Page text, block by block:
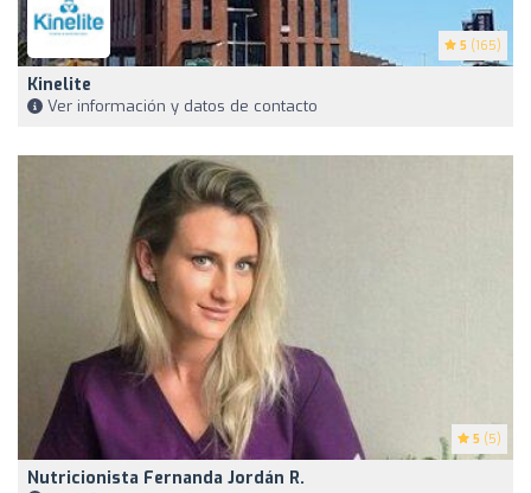
5 (165)
Kinelite
Ver información y datos de contacto
5 (5)
Nutricionista Fernanda Jordán R.